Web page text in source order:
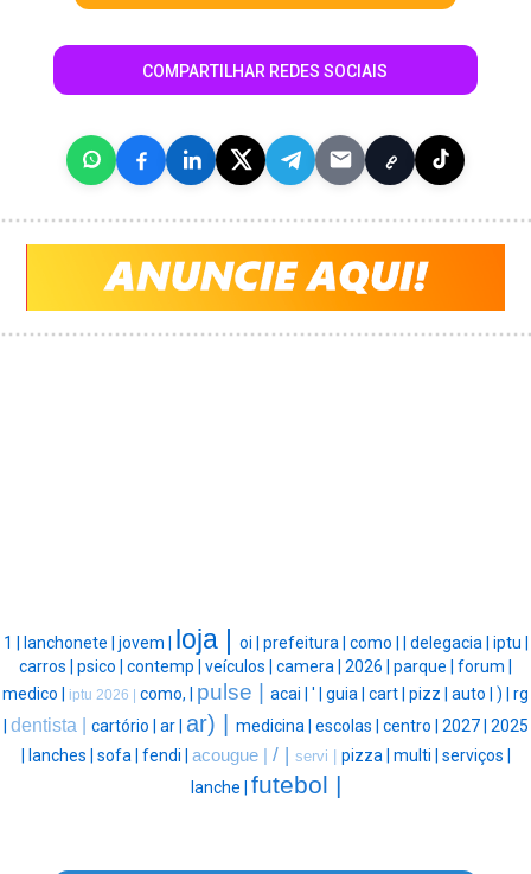
COMPARTILHAR REDES SOCIAIS
1 | lanchonete | jovem | loja | oi | prefeitura | como | delegacia | iptu |
carros | psico | contemp | veículos | camera | 2026 | parque | forum |
medico |
iptu 2026 | como, | pulse | acai | ' | guia | cart | pizz | auto | ) | rg
dentista | cartório | ar | ar) | medicina | escolas | centro | 2027 | 2025
lanches | sofa | fendi | acougue | / | servi | pizza | multi | serviços |
lanche | futebol |